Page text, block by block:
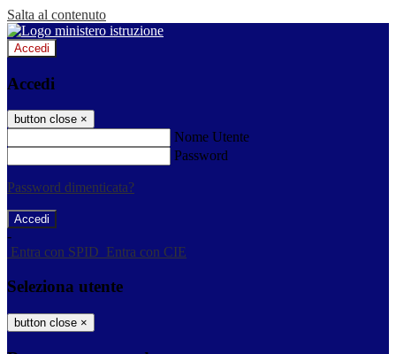
Salta al contenuto
Accedi
Accedi
button close ×
Nome Utente
Password
Password dimenticata?
-
Entra con SPID Entra con CIE
Seleziona utente
button close ×